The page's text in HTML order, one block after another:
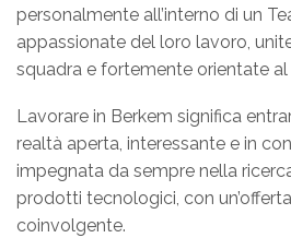
personalmente all’interno di un
appassionate del loro lavoro,
squadra e fortemente orientate al
Lavorare in Berkem significa
realtà aperta, interessante e in
impegnata da sempre nella
prodotti tecnologici, con
coinvolgente.